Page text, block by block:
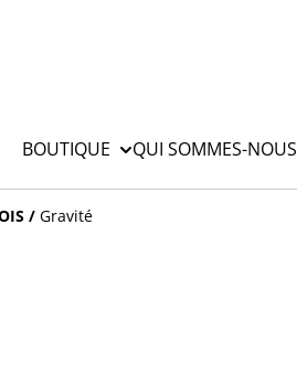
BOUTIQUE QUI SOMMES-NOUS
/ Gravité